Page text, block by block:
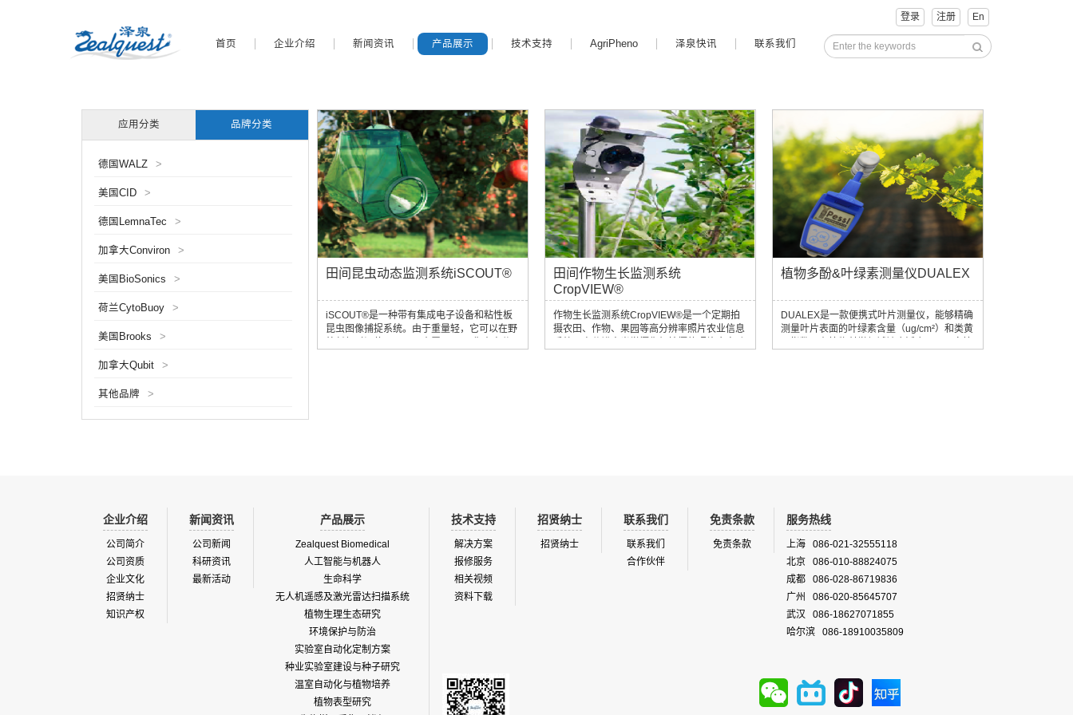
登录 注册 En
首页 企业介绍 新闻资讯 产品展示 技术支持 AgriPheno 泽泉快讯 联系我们
应用分类 品牌分类
德国WALZ >
美国CID >
德国LemnaTec >
加拿大Conviron >
美国BioSonics >
荷兰CytoBuoy >
美国Brooks >
加拿大Qubit >
其他品牌 >
田间昆虫动态监测系统iSCOUT®
iSCOUT®是一种带有集成电子设备和粘性板
昆虫图像捕捉系统。由于重量轻，它可以在野
田间作物生长监测系统
CropVIEW®
作物生长监测系统CropVIEW®是一个定期拍
摄农田、作物、果园等高分辨率照片农业信息
植物多酚&叶绿素测量仪DUALEX
DUALEX是一款便携式叶片测量仪，能够精确
测量叶片表面的叶绿素含量（ug/cm²）和类黄
企业介绍
公司简介
公司资质
企业文化
招贤纳士
知识产权
新闻资讯
公司新闻
科研资讯
最新活动
产品展示
Zealquest Biomedical
人工智能与机器人
生命科学
无人机遥感及激光雷达扫描系统
植物生理生态研究
环境保护与防治
实验室自动化定制方案
种业实验室建设与种子研究
温室自动化与植物培养
植物表型研究
技术支持
解决方案
报修服务
相关视频
资料下载
招贤纳士
招贤纳士
联系我们
联系我们
合作伙伴
免责条款
免责条款
服务热线
上海 086-021-32555118
北京 086-010-88824075
成都 086-028-86719836
广州 086-020-85645707
武汉 086-18627071855
哈尔滨 086-18910035809